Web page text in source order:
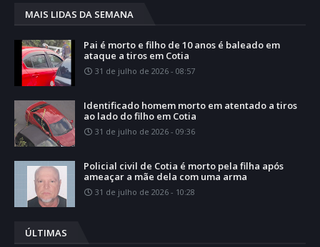
MAIS LIDAS DA SEMANA
Pai é morto e filho de 10 anos é baleado em
ataque a tiros em Cotia
31 de julho de 2026 - 08:57
Identificado homem morto em atentado a tiros
ao lado do filho em Cotia
31 de julho de 2026 - 09:36
Policial civil de Cotia é morto pela filha após
ameaçar a mãe dela com uma arma
31 de julho de 2026 - 10:28
ÚLTIMAS